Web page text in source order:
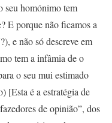
seu homónimo tem
E porque não ficamos a
e não só descreve em
tem a infâmia de o
o seu mui estimado
[Esta é a estratégia de
de opinião”, dos